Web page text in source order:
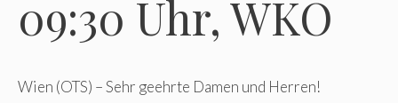
09:30 Uhr, WKÖ
Wien (OTS) – Sehr geehrte Damen und Herren!